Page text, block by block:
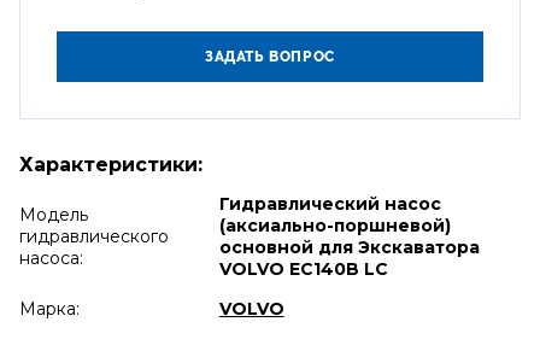
Характеристики:
Модель
гидравлического
насоса:
Гидравлический насос
(аксиально-поршневой)
основной для Экскаватора
VOLVO EC140B LC
Марка:
VOLVO